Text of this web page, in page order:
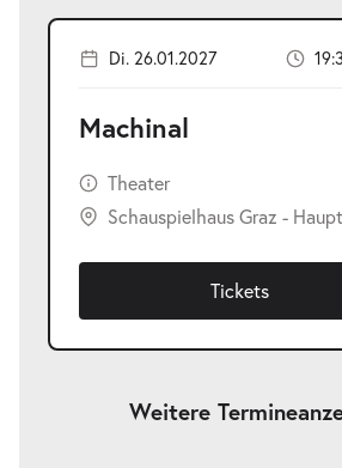
Anspringen
Di. 26.01.2027
Machinal
Theater
Schauspielhaus Graz -
Tickets
Weitere Termine